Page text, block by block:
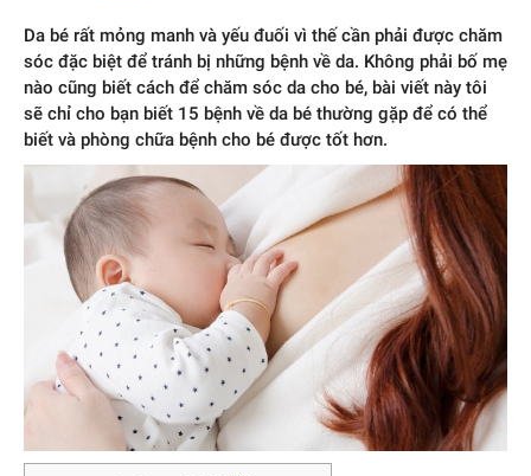
Da bé rất mỏng manh và yếu đuối vì thế cần phải được chăm
sóc đặc biệt để tránh bị những bệnh về da. Không phải bố mẹ
nào cũng biết cách để chăm sóc da cho bé, bài viết này tôi
sẽ chỉ cho bạn biết 15 bệnh về da bé thường gặp để có thể
biết và phòng chữa bệnh cho bé được tốt hơn.